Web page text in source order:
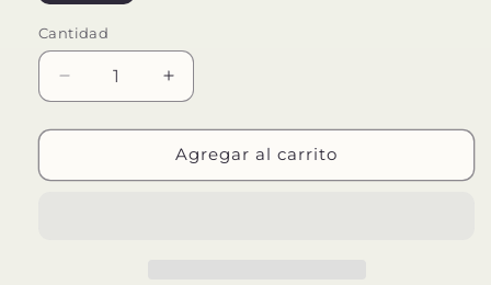
Cantidad
Reducir
cantidad
para
RACE
Aumentar
cantidad
para
NNORMAL
RACE
Agregar al carrito